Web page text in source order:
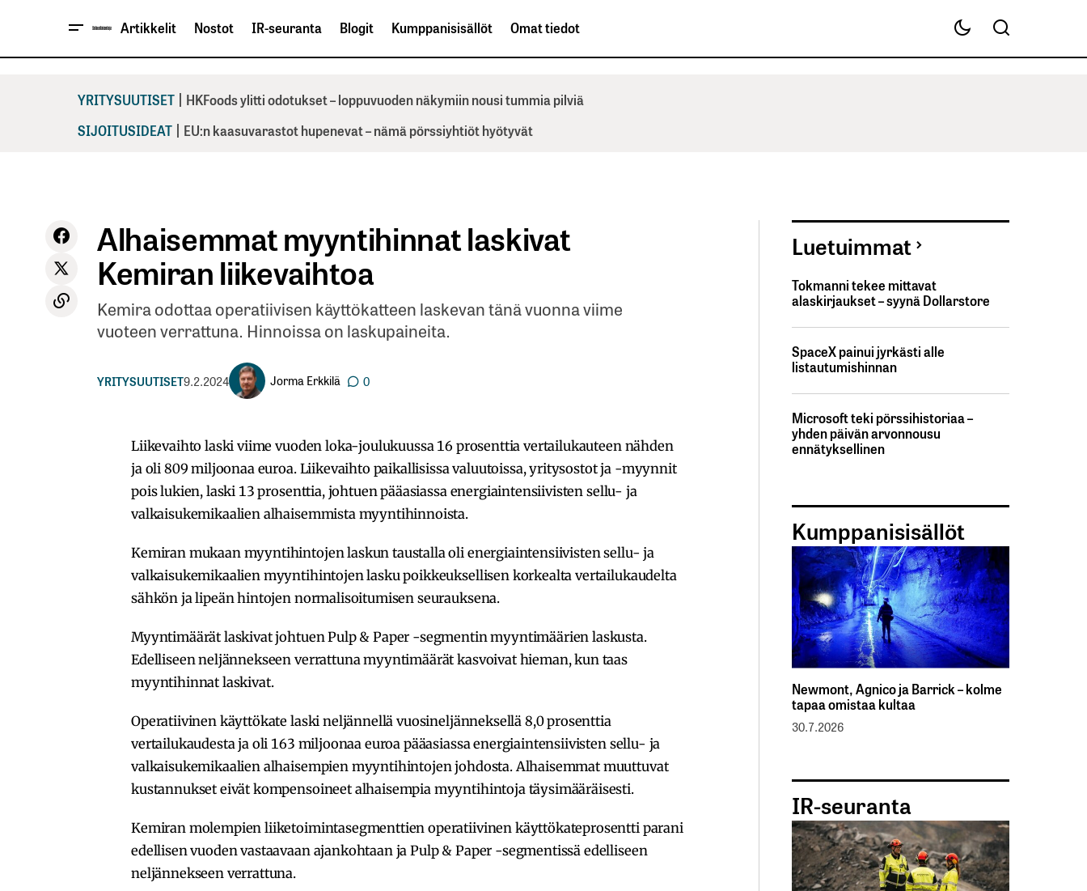
Artikkelit Nostot IR-seuranta Blogit Kumppanisisällöt Omat tiedot
YRITYSUUTISET | HKFoods ylitti odotukset – loppuvuoden näkymiin nousi tummia pilviä
SIJOITUSIDEAT | EU:n kaasuvarastot hupenevat – nämä pörssiyhtiöt hyötyvät
Alhaisemmat myyntihinnat laskivat
Kemiran liikevaihtoa
Kemira odottaa operatiivisen käyttökatteen laskevan tänä vuonna viime
vuoteen verrattuna. Hinnoissa on laskupaineita.
YRITYSUUTISET9.2.2024 Jorma Erkkilä 0
Liikevaihto laski viime vuoden loka-joulukuussa 16 prosenttia vertailukauteen nähden
ja oli 809 miljoonaa euroa. Liikevaihto paikallisissa valuutoissa, yritysostot ja -myynnit
pois lukien, laski 13 prosenttia, johtuen pääasiassa energiaintensiivisten sellu- ja
valkaisukemikaalien alhaisemmista myyntihinnoista.
Kemiran mukaan myyntihintojen laskun taustalla oli energiaintensiivisten sellu- ja
valkaisukemikaalien myyntihintojen lasku poikkeuksellisen korkealta vertailukaudelta
sähkön ja lipeän hintojen normalisoitumisen seurauksena.
Myyntimäärät laskivat johtuen Pulp & Paper -segmentin myyntimäärien laskusta.
Edelliseen neljännekseen verrattuna myyntimäärät kasvoivat hieman, kun taas
myyntihinnat laskivat.
Operatiivinen käyttökate laski neljännellä vuosineljänneksellä 8,0 prosenttia
vertailukaudesta ja oli 163 miljoonaa euroa pääasiassa energiaintensiivisten sellu- ja
valkaisukemikaalien alhaisempien myyntihintojen johdosta. Alhaisemmat muuttuvat
kustannukset eivät kompensoineet alhaisempia myyntihintoja täysimääräisesti.
Kemiran molempien liiketoimintasegmenttien operatiivinen käyttökateprosentti parani
edellisen vuoden vastaavaan ajankohtaan ja Pulp & Paper -segmentissä edelliseen
neljännekseen verrattuna.
Luetuimmat
Tokmanni tekee mittavat
alaskirjaukset – syynä Dollarstore
SpaceX painui jyrkästi alle
listautumishinnan
Microsoft teki pörssihistoriaa –
yhden päivän arvonnousu
ennätyksellinen
Kumppanisisällöt
Newmont, Agnico ja Barrick – kolme
tapaa omistaa kultaa
30.7.2026
IR-seuranta